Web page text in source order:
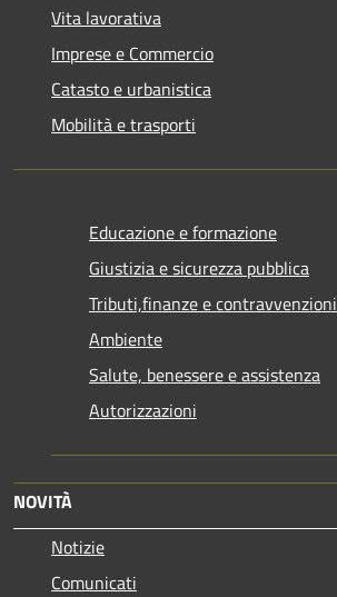
Vita lavorativa
Imprese e Commercio
Catasto e urbanistica
Mobilità e trasporti
Educazione e formazione
Giustizia e sicurezza pubblica
Tributi,finanze e contravvenzioni
Ambiente
Salute, benessere e assistenza
Autorizzazioni
NOVITÀ
Notizie
Comunicati